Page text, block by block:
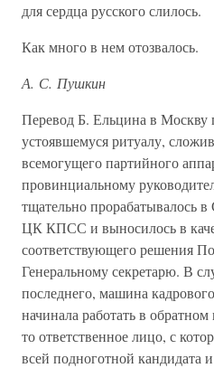
для сердца русского слилось.
Как много в нем отозвалось.
А. С. Пушкин
Перевод Б. Ельцина в Москву
устоявшемуся ритуалу,
всемогущего партийного
провинциальному
тщательно прорабатывалось
ЦК КПСС и выносилось в
соответствующего решения
Генеральному секретарю. В
последнего, машина
начинала работать в
то ответственное лицо, с
всей подноготной кандидата